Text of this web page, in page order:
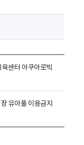
센터 아쿠아로빅
유아풀 이용금지